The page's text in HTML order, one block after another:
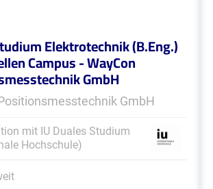
Elektrotechnik (B.Eng.)
Campus - WayCon
GmbH
GmbH
mit IU Duales Studium
Hochschule)